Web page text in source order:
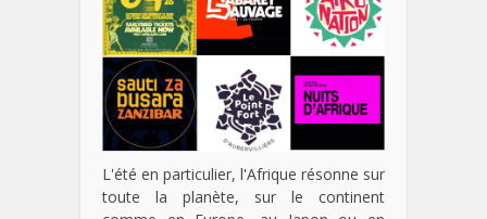
L'été en particulier, l'Afrique résonne sur
toute la planète, sur le continent